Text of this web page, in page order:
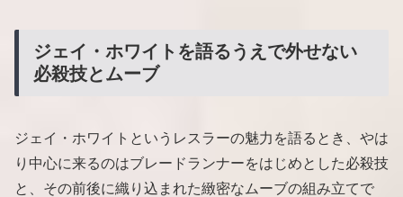
ジェイ・ホワイトを語るうえで外せない
必殺技とムーブ
ジェイ・ホワイトというレスラーの魅力を語るとき、やは
り中心に来るのはブレードランナーをはじめとした必殺技
と、その前後に織り込まれた緻密なムーブの組み立てで